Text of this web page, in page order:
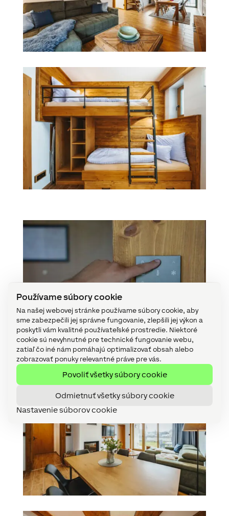
Používame súbory cookie
Na našej webovej stránke používame súbory cookie, aby
sme zabezpečili jej správne fungovanie, zlepšili jej výkon a
poskytli vám kvalitné používateľské prostredie. Niektoré
cookie sú nevyhnutné pre technické fungovanie webu,
zatiaľ čo iné nám pomáhajú optimalizovať obsah alebo
zobrazovať ponuky relevantné práve pre vás.
Povoliť všetky súbory cookie
Odmietnuť všetky súbory cookie
Nastavenie súborov cookie